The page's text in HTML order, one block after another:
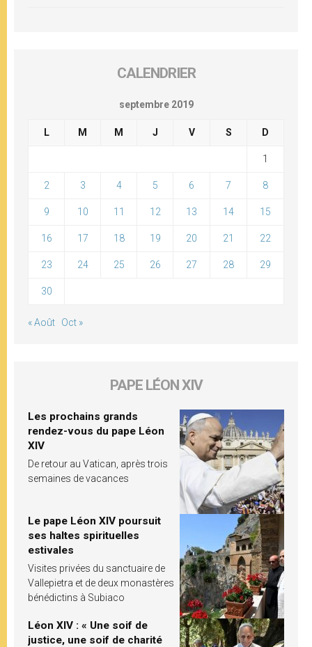
CALENDRIER
septembre 2019
L M M J V S D
1
2 3 4 5 6 7 8
9 10 11 12 13 14 15
16 17 18 19 20 21 22
23 24 25 26 27 28 29
30
« Août Oct »
PAPE LÉON XIV
Les prochains grands
rendez-vous du pape Léon
XIV
De retour au Vatican, après trois
semaines de vacances
Le pape Léon XIV poursuit
ses haltes spirituelles
estivales
Visites privées du sanctuaire de
Vallepietra et de deux monastères
bénédictins à Subiaco
Léon XIV : « Une soif de
justice, une soif de charité